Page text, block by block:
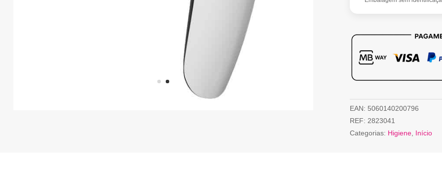
EAN: 5060140200796
REF: 2823041
Categorias: Higiene, Início